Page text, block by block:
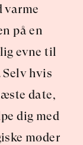
varme
på en
evne til
hvis
date,
dig med
møder